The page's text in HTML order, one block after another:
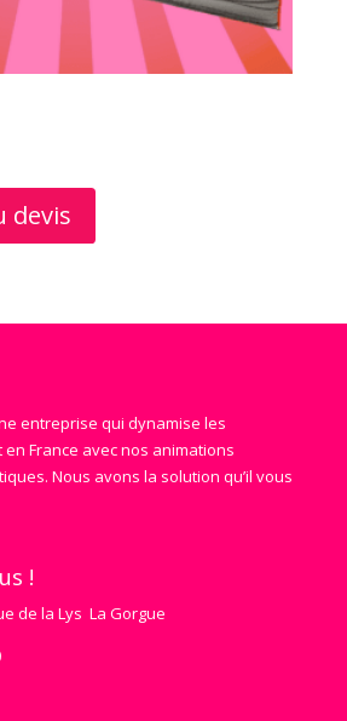
devis
entreprise qui dynamise les
France avec nos animations
Nous avons la solution qu’il vous
!
de la Lys La Gorgue